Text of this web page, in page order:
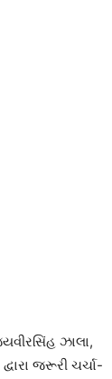
ઝાલા,
જરૂરી ચર્ચા-